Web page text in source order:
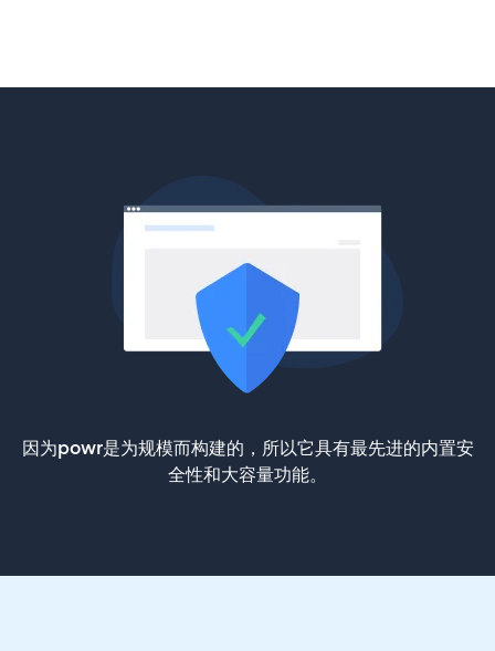
因为powr是为规模而构建的，所以它具有最先进的内置安
全性和大容量功能。